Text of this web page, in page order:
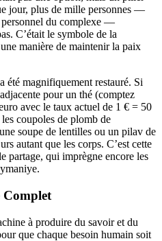
jour, plus de mille personnes —
personnel du complexe —
C’était le symbole de la
manière de maintenir la paix
été magnifiquement restauré. Si
pour un thé (comptez
avec le taux actuel de 1 € = 50
coupoles de plomb de
soupe de lentilles ou un pilav de
autant que les corps. C’est cette
partage, qui imprègne encore les
Complet
à produire du savoir et du
que chaque besoin humain soit